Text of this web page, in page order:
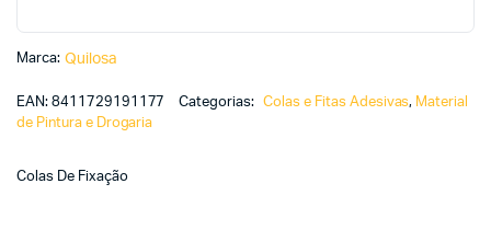
Marca: Quilosa
EAN: 8411729191177 Categorias: Colas e Fitas Adesivas, Material
de Pintura e Drogaria
Colas De Fixação